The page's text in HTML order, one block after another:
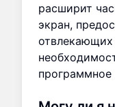
расширит
экран,
отвлекающих
программное